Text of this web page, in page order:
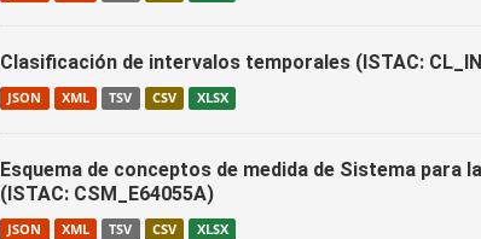
Clasificación de intervalos temporales (ISTAC:
JSON XML TSV CSV XLSX
Esquema de conceptos de medida de Sistema para
(ISTAC: CSM_E64055A)
JSON XML TSV CSV XLSX